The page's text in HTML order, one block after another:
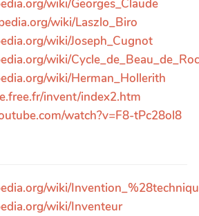
wiki/Georges_Claude
wiki/Laszlo_Biro
wiki/Joseph_Cugnot
wiki/
wiki/Herman_Hollerith
invent/index2.htm
watch?v=F8-tPc28ol8
wiki/
wiki/Inventeur